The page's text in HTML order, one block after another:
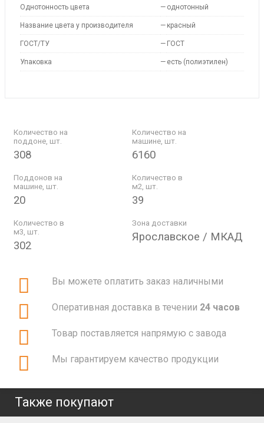
Однотонность цвета — однотонный
Название цвета у производителя — красный
ГОСТ/ТУ — ГОСТ
Упаковка — есть (полиэтилен)
Количество на
поддоне, шт.
308
Количество на
машине, шт.
6160
Поддонов на
машине, шт.
20
Количество в
м2, шт.
39
Количество в
м3, шт.
302
Зона доставки
Ярославское / МКАД
Вы можете оплатить заказ наличными
Оперативная доставка в течении 24 часов
Товар поставляется напрямую с завода
Мы гарантируем качество продукции
Также покупают